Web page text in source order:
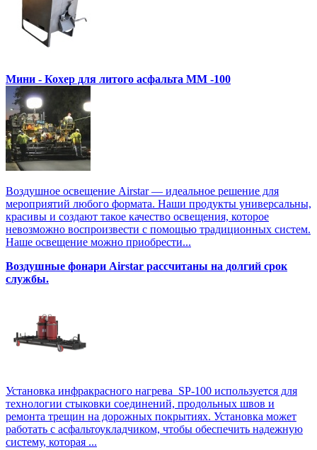
Мини - Кохер для литого асфальта MM -100
Воздушное освещение Airstar — идеальное решение для
мероприятий любого формата. Наши продукты универсальны,
красивы и создают такое качество освещения, которое
невозможно воспроизвести с помощью традиционных систем.
Наше освещение можно приобрести...
Воздушные фонари Airstar рассчитаны на долгий срок
службы.
Установка инфракрасного нагрева SP-100 используется для
технологии стыковки соединений, продольных швов и
ремонта трещин на дорожных покрытиях. Установка может
работать с асфальтоукладчиком, чтобы обеспечить надежную
систему, которая ...